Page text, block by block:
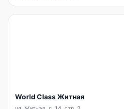
World Class Житная